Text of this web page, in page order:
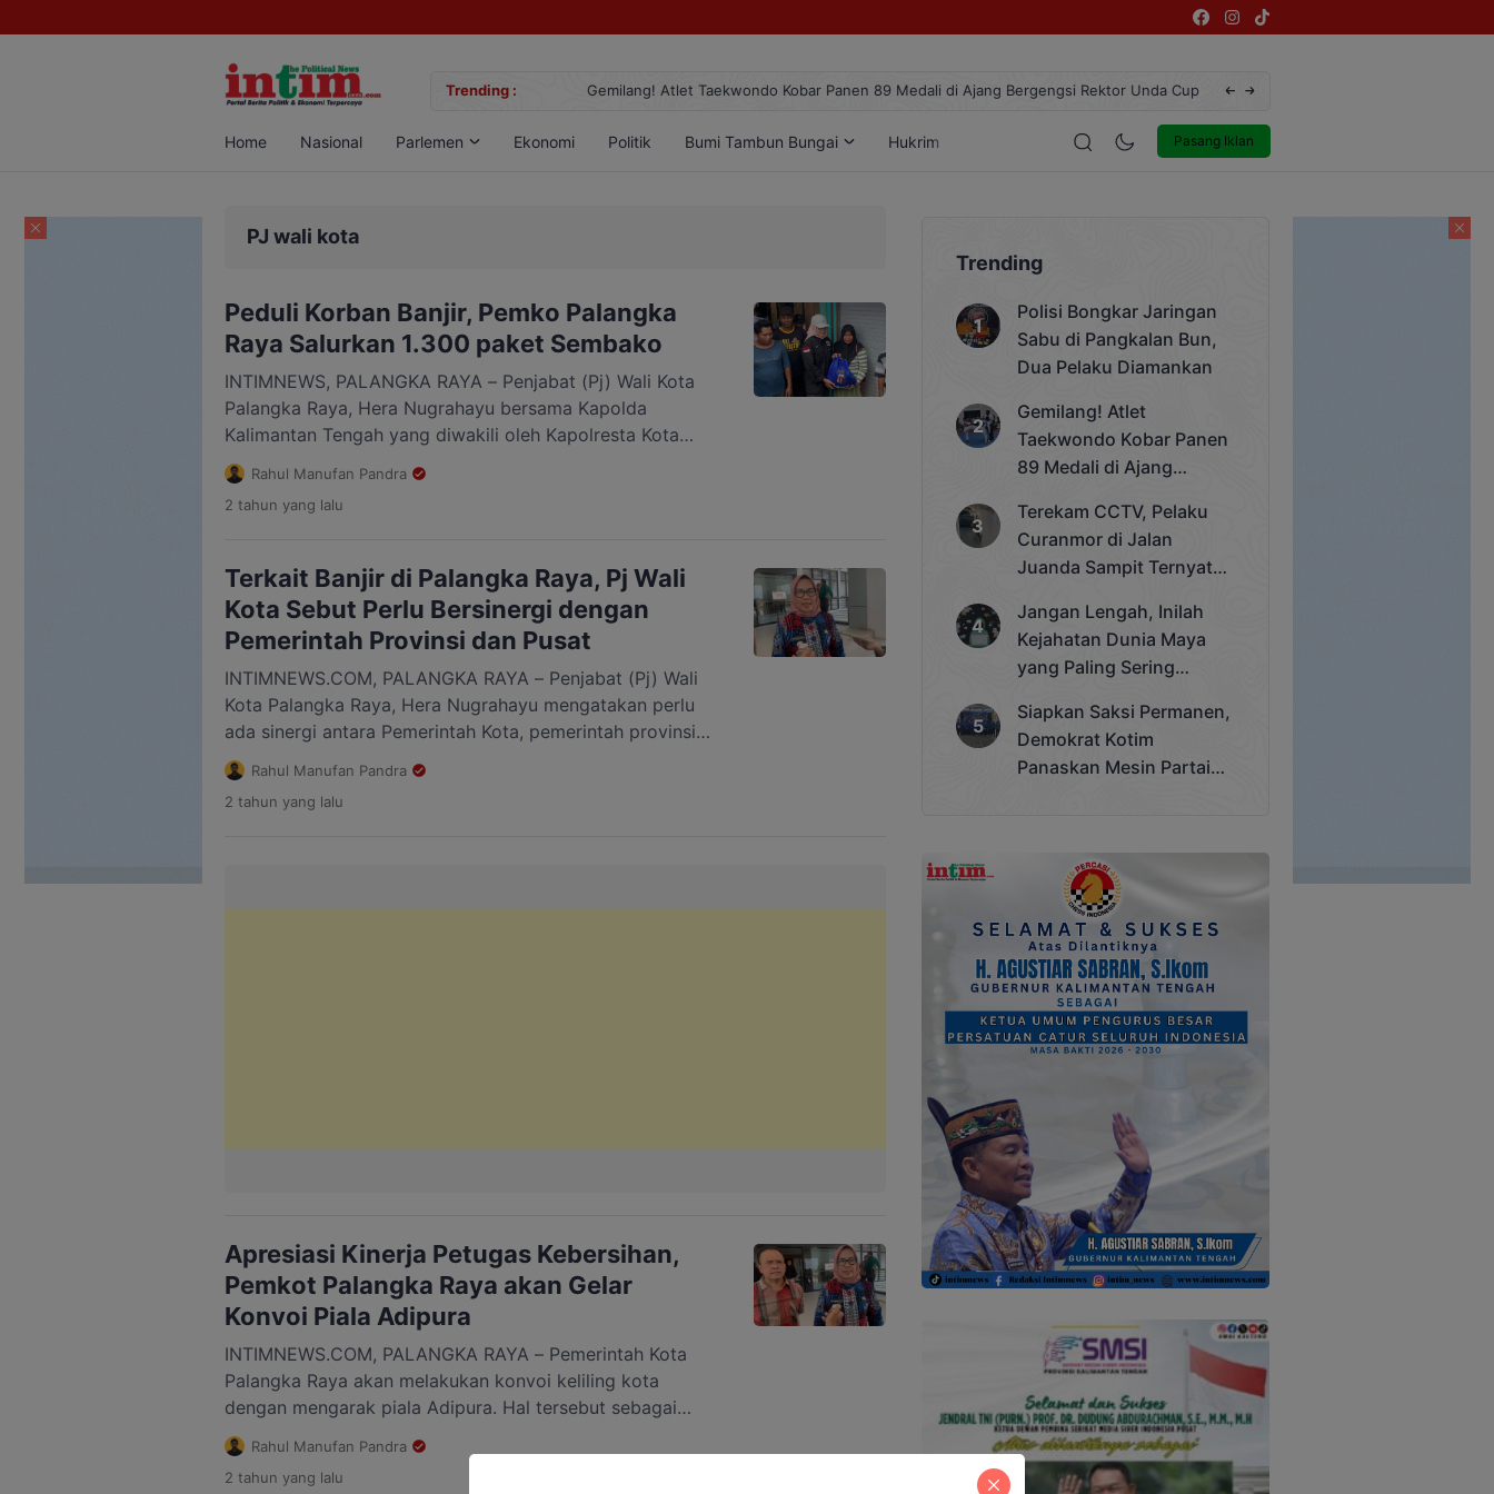
Trending :
Sabu di Pangkalan Bun, Dua Pelaku Diamankan Gemilang! Atlet Taekwondo Kobar Panen 89 Medali di Ajang Bergengsi Rektor Unda Cup 2025 Terekam CCTV, Pelaku Curanmor di Jalan
Pasang Iklan
Home Nasional Parlemen Ekonomi Politik Bumi Tambun Bungai Hukrim Entertainment
PJ wali kota
Peduli Korban Banjir, Pemko Palangka
Raya Salurkan 1.300 paket Sembako
INTIMNEWS, PALANGKA RAYA – Penjabat (Pj) Wali Kota
Palangka Raya, Hera Nugrahayu bersama Kapolda
Kalimantan Tengah yang diwakili oleh Kapolresta Kota
Palangka Raya Kombes Pol. Budi Santosa menyalurkan
bantuan ke korban banjir. Kesiapan logistik berupa
bantuan sejumlah 1.500 paket dengan rincian 1.300 dari
yang terdampak banjir […]
Rahul Manufan Pandra
2 tahun yang lalu
Terkait Banjir di Palangka Raya, Pj Wali
Kota Sebut Perlu Bersinergi dengan
Pemerintah Provinsi dan Pusat
INTIMNEWS.COM, PALANGKA RAYA – Penjabat (Pj) Wali
Kota Palangka Raya, Hera Nugrahayu mengatakan perlu
ada sinergi antara Pemerintah Kota, pemerintah provinsi
dan pemerintah pusat untuk menangani persoalan banjir
yang terjadi di beberapa wilayah Kota Palangka Raya.
Mengingat saat ini sedang memasuki musim hujan, maka
Rahul Manufan Pandra
2 tahun yang lalu
Apresiasi Kinerja Petugas Kebersihan,
Pemkot Palangka Raya akan Gelar
Konvoi Piala Adipura
INTIMNEWS.COM, PALANGKA RAYA – Pemerintah Kota
Palangka Raya akan melakukan konvoi keliling kota
dengan mengarak piala Adipura. Hal tersebut sebagai
bentuk apresiasi atas kerja keras semua pihak, khususnya
petugas kebersihan hingga Kota Palangka Raya kembali
berhasil meraih piala Adipura. “Konvoi akan tetap kita
Rahul Manufan Pandra
2 tahun yang lalu
Trending
Polisi Bongkar Jaringan
Sabu di Pangkalan Bun,
Dua Pelaku Diamankan
Gemilang! Atlet
Taekwondo Kobar Panen
89 Medali di Ajang
Cup 2025
Terekam CCTV, Pelaku
Curanmor di Jalan
Juanda Sampit Ternyata
Jangan Lengah, Inilah
Kejahatan Dunia Maya
yang Paling Sering
Siapkan Saksi Permanen,
Demokrat Kotim
Panaskan Mesin Partai